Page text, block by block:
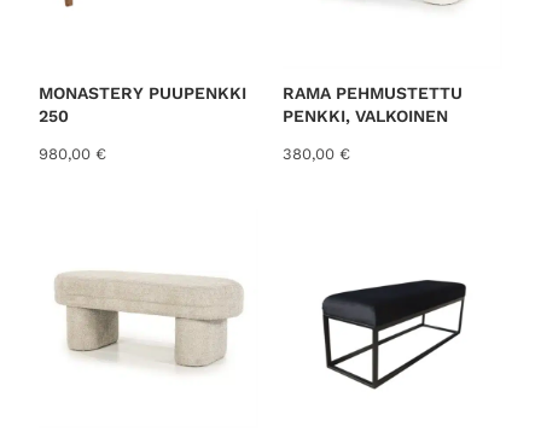
t
MONASTERY PUUPENKKI
250
980,00 €
RAMA PEHMUSTETTU
PENKKI, VALKOINEN
380,00 €